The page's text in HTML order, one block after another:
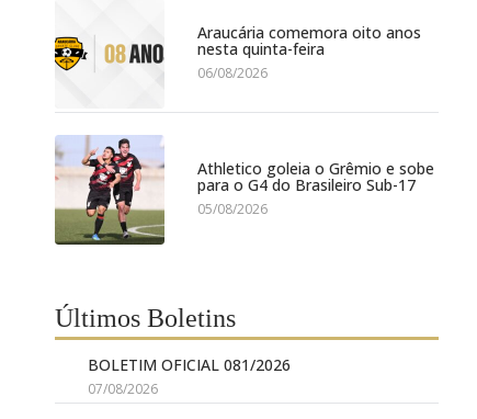
Araucária comemora oito anos
nesta quinta-feira
06/08/2026
Athletico goleia o Grêmio e sobe
para o G4 do Brasileiro Sub-17
05/08/2026
Últimos Boletins
BOLETIM OFICIAL 081/2026
07/08/2026